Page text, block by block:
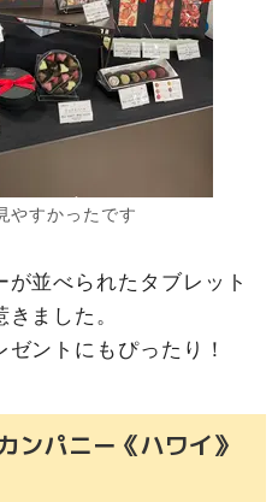
やすかったです
並べられたタブレット
ました。
ントにもぴったり！
ンパニー《ハワイ》